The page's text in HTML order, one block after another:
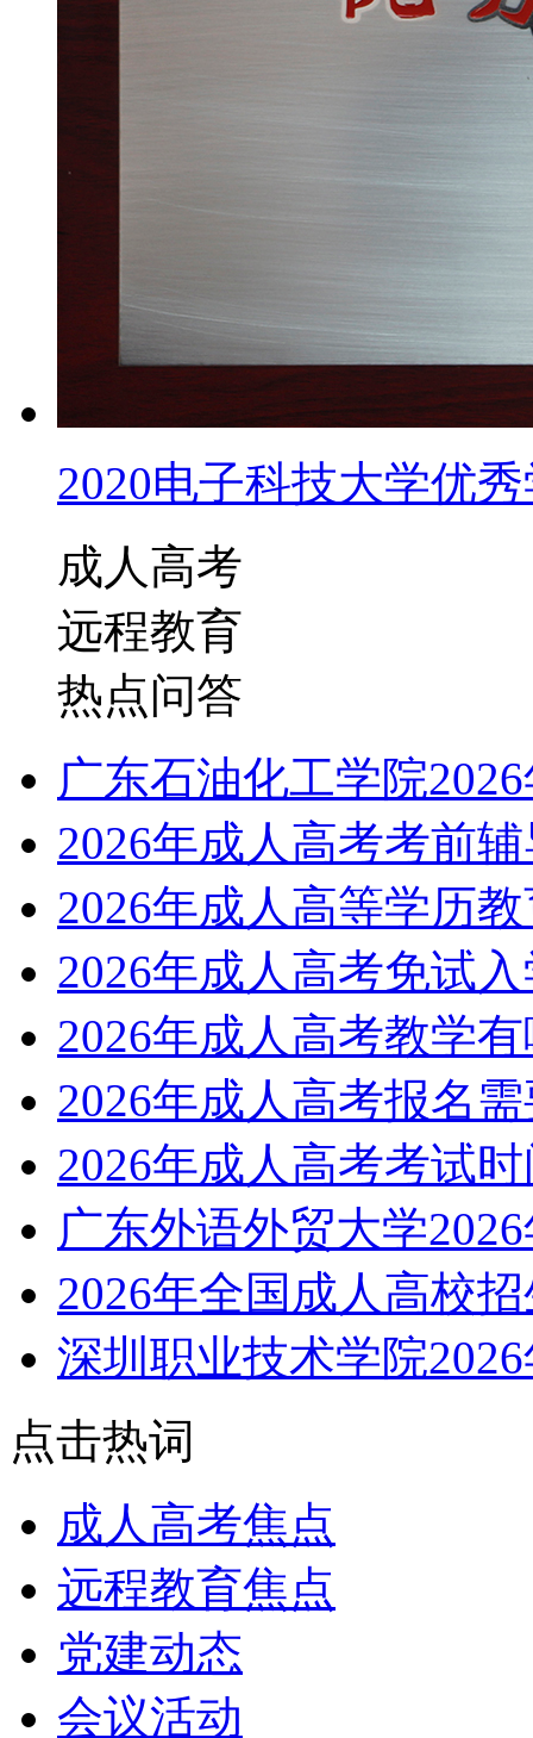
2020电子科技大学优
成人高考
远程教育
热点问答
广东石油化工学院
2026年成人高考考前
2026年成人高等学历
2026年成人高考免试
2026年成人高考教学
2026年成人高考报名
2026年成人高考考试
广东外语外贸大学
2026年全国成人高校
深圳职业技术学院
点击热词
成人高考焦点
远程教育焦点
党建动态
会议活动